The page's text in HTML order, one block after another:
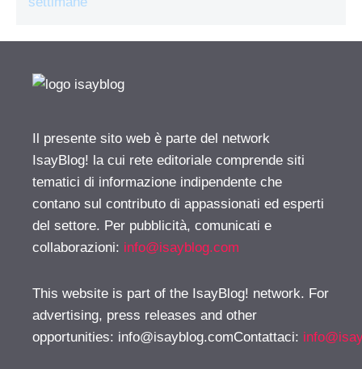
Il presente sito web è parte del network
IsayBlog! la cui rete editoriale comprende siti
tematici di informazione indipendente che
contano sul contributo di appassionati ed esperti
del settore. Per pubblicità, comunicati e
collaborazioni: info@isayblog.com
This website is part of the IsayBlog! network. For
advertising, press releases and other
opportunities: info@isayblog.comContattaci: